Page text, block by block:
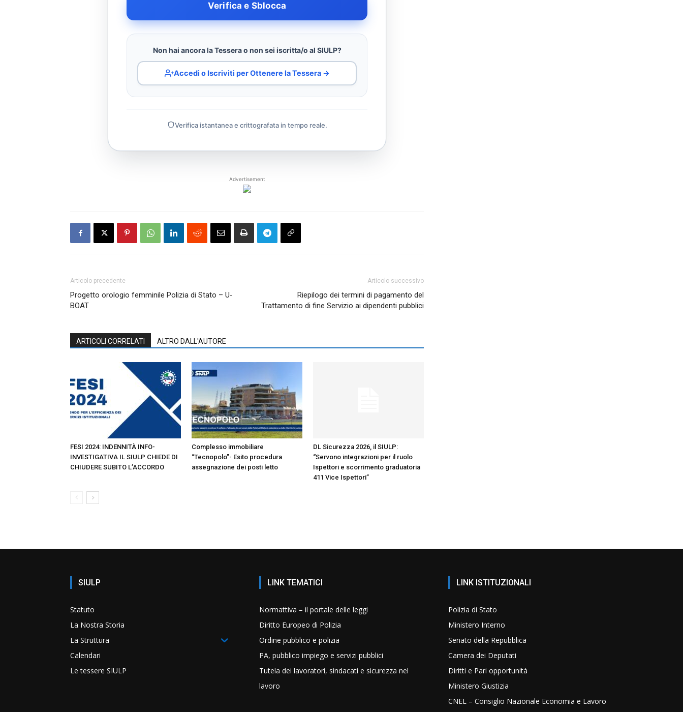
Verifica e Sblocca
Non hai ancora la Tessera o non sei iscritta/o al SIULP?
Accedi o Iscriviti per Ottenere la Tessera →
Verifica istantanea e crittografata in tempo reale.
Advertisement
Articolo precedente
Progetto orologio femminile Polizia di Stato – U-
BOAT
Articolo successivo
Riepilogo dei termini di pagamento del
Trattamento di fine Servizio ai dipendenti pubblici
ARTICOLI CORRELATI ALTRO DALL'AUTORE
FESI 2024: INDENNITÀ INFO-
INVESTIGATIVA IL SIULP CHIEDE DI
CHIUDERE SUBITO L’ACCORDO
Complesso immobiliare
“Tecnopolo”- Esito procedura
assegnazione dei posti letto
DL Sicurezza 2026, il SIULP:
“Servono integrazioni per il ruolo
Ispettori e scorrimento graduatoria
411 Vice Ispettori”
SIULP
Statuto
La Nostra Storia
La Struttura
Calendari
Le tessere SIULP
LINK TEMATICI
Normattiva – il portale delle leggi
Diritto Europeo di Polizia
Ordine pubblico e polizia
PA, pubblico impiego e servizi pubblici
Tutela dei lavoratori, sindacati e sicurezza nel
lavoro
LINK ISTITUZIONALI
Polizia di Stato
Ministero Interno
Senato della Repubblica
Camera dei Deputati
Diritti e Pari opportunità
Ministero Giustizia
CNEL – Consiglio Nazionale Economia e Lavoro